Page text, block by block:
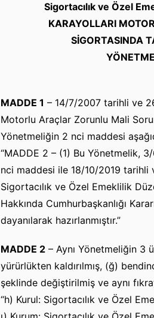
Sigortacılık ve Özel
KARAYOLLARI
SİGORTASINDA
MADDE 1 – 14/7/2007 tarihli ve
Motorlu Araçlar Zorunlu Mali
Yönetmeliğin 2 nci maddesi
“MADDE 2 – (1) Bu Yönetmelik,
nci maddesi ile 18/10/2019 tarihli
Sigortacılık ve Özel Emeklilik
Hakkında Cumhurbaşkanlığı
dayanılarak hazırlanmıştır.”
MADDE 2 – Aynı Yönetmeliğin 3
yürürlükten kaldırılmış, (ğ)
şeklinde değiştirilmiş ve aynı
“h) Kurul: Sigortacılık ve Özel